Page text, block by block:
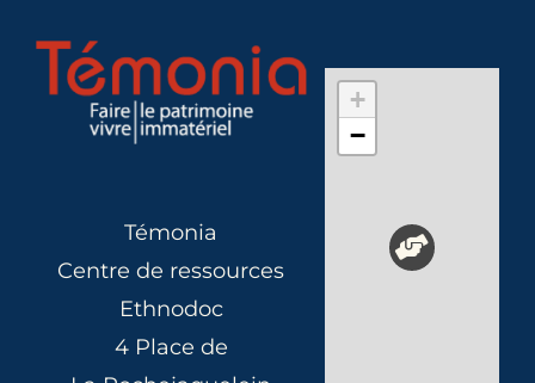
Témonia
Centre de ressources
Ethnodoc
4 Place de
+
−